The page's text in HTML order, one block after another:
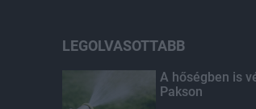
LEGOLVASOTTABB
A hőségben is
Pakson